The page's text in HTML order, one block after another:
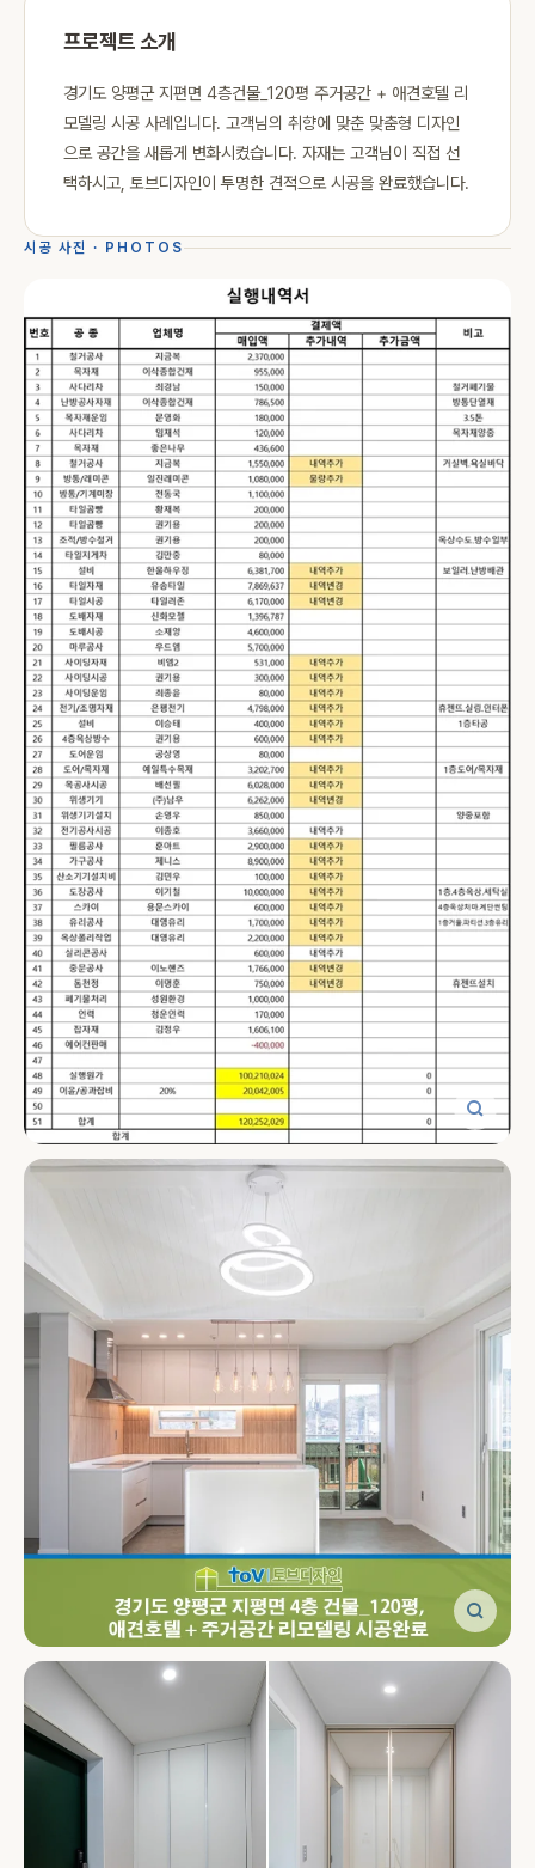
프로젝트 소개
경기도 양평군 지편면 4층건물_120평 주거공간 + 애견호텔 리
모델링 시공 사례입니다. 고객님의 취향에 맞춘 맞춤형 디자인
으로 공간을 새롭게 변화시켰습니다. 자재는 고객님이 직접 선
택하시고, 토브디자인이 투명한 견적으로 시공을 완료했습니다.
시공 사진 · PHOTOS